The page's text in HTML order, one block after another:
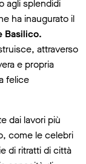
agli splendidi
ha inaugurato il
Basilico.
attraverso
e propria
felice
dai lavori più
come le celebri
di ritratti di città